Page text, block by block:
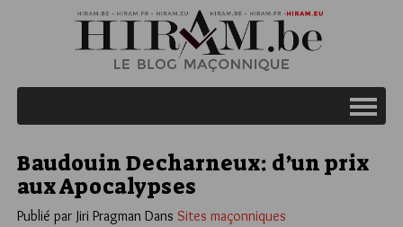
Baudouin Decharneux: d’un prix
aux Apocalypses
Publié par Jiri Pragman Dans Sites maçonniques